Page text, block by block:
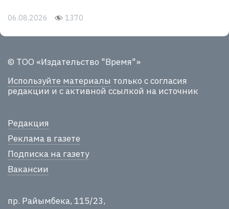
06.08.2026 1370
© ТОО «Издательство "Время"»
Используйте материалы только с согласия
редакции и с активной ссылкой на источник
Редакция
Реклама в газете
Подписка на газету
Вакансии
пр. Райымбека, 115/23,